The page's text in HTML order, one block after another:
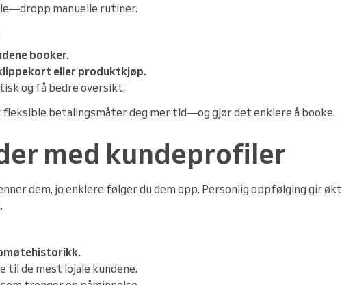
manuelle rutiner.
booker.
eller produktkjøp.
og få bedre oversikt.
fleksible betalingsmåter deg mer tid—og gjør det enklere å booke.
med kundeprofiler
dem, jo enklere følger du dem opp. Personlig oppfølging gir økt
til de mest lojale kundene.